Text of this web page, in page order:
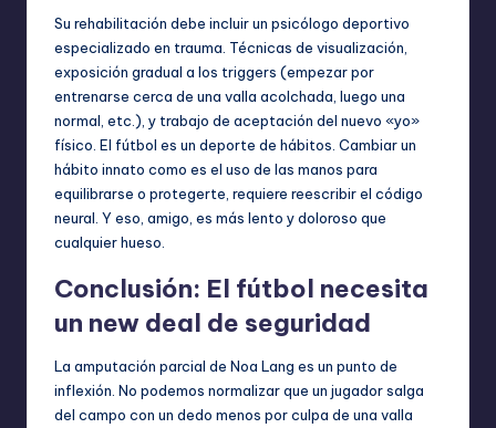
Su rehabilitación debe incluir un psicólogo deportivo
especializado en trauma. Técnicas de visualización,
exposición gradual a los triggers (empezar por
entrenarse cerca de una valla acolchada, luego una
normal, etc.), y trabajo de aceptación del nuevo «yo»
físico. El fútbol es un deporte de hábitos. Cambiar un
hábito innato como es el uso de las manos para
equilibrarse o protegerte, requiere reescribir el código
neural. Y eso, amigo, es más lento y doloroso que
cualquier hueso.
Conclusión: El fútbol necesita
un new deal de seguridad
La amputación parcial de Noa Lang es un punto de
inflexión. No podemos normalizar que un jugador salga
del campo con un dedo menos por culpa de una valla